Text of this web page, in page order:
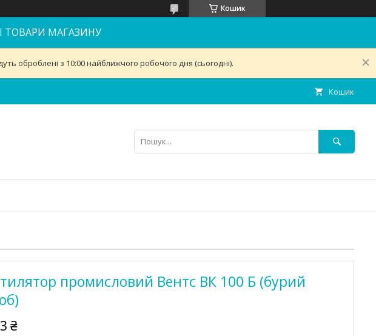
Кошик
ТОВАРИ МАГАЗИНУ
оброблені з 10:00 найближчого робочого дня (сьогодні).
Кошик
промисловий Вентс ВК 100 Б (бурий
₴